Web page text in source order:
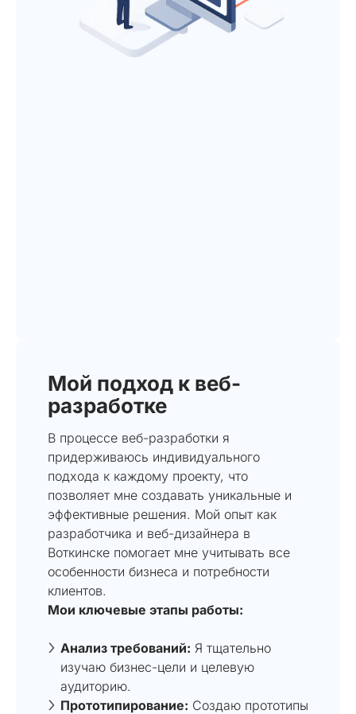
Мой подход к веб-
разработке
В процессе веб-разработки я
придерживаюсь индивидуального
подхода к каждому проекту, что
позволяет мне создавать уникальные и
эффективные решения. Мой опыт как
разработчика и веб-дизайнера в
Воткинске помогает мне учитывать все
особенности бизнеса и потребности
клиентов.
Мои ключевые этапы работы:
Анализ требований: Я тщательно
изучаю бизнес-цели и целевую
аудиторию.
Прототипирование: Создаю прототипы